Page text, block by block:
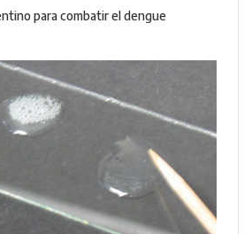
para combatir el dengue